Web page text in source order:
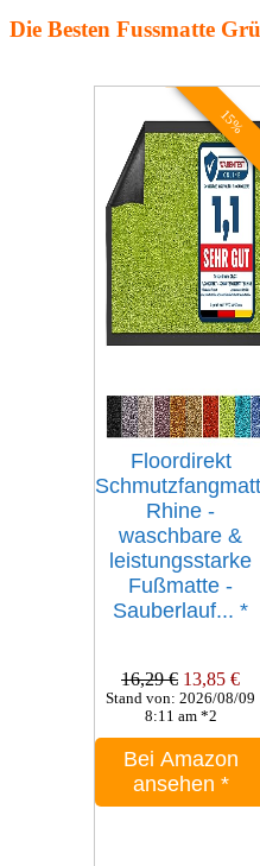
Die Besten Fussmatte
15%
Floordirekt
Rhine -
waschbare &
leistungsstarke
Fußmatte -
Sauberlauf... *
16,29 € 13,85 €
Stand von: 2026/08/09
8:11 am *2
Bei Amazon
ansehen *